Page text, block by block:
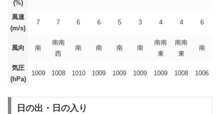
(%)
風速
(m/s)
7 7 6 6 5 3 4 4 6
風向 南
南南
西
南 南 南 南
南南
東
南南
東
南
気圧
(hPa)
1009 1008 1010 1009 1009 1009 1009 1008 1006
日の出・日の入り